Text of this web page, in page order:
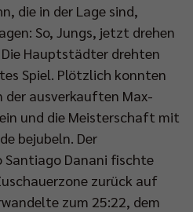
die in der Lage sind,
So, Jungs, jetzt drehen
Hauptstädter drehten
Spiel. Plötzlich konnten
der ausverkauften Max-
und die Meisterschaft mit
bejubeln. Der
Santiago Danani fischte
zurück auf
zum 25:22, dem